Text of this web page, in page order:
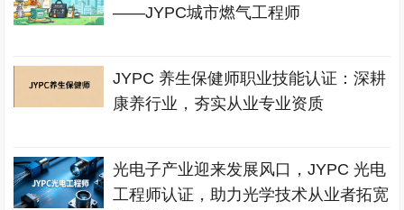
——JYPC城市燃气工程师
JYPC 养生保健师职业技能认证：深耕
康养行业，夯实从业专业资质
光电子产业迎来发展风口，JYPC 光电
工程师认证，助力光学技术从业者拓宽